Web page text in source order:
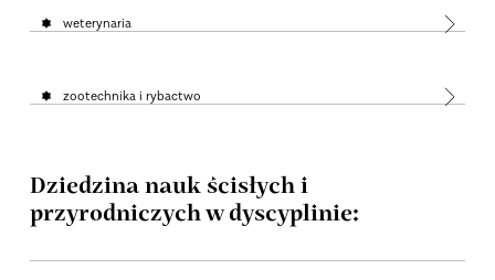
weterynaria
zootechnika i rybactwo
Dziedzina nauk ścisłych i
przyrodniczych w dyscyplinie: